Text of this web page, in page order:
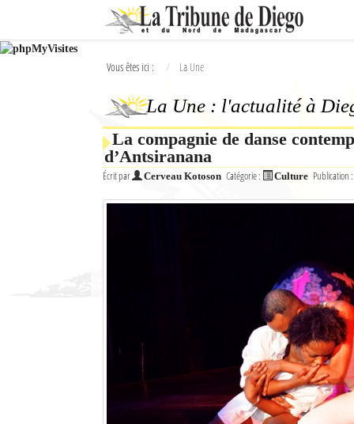
Ok
L'actualité à Diego Suarez
Vous êtes ici : La Une
La Une : l'actualité à
La compagnie de danse
d’Antsiranana
Écrit par Cerveau Kotoson Catégorie : Culture Publication :